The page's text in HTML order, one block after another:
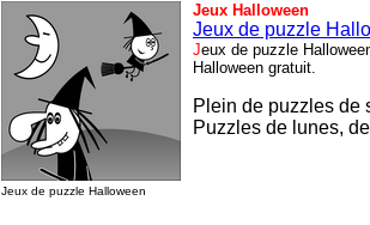
Jeux de puzzle Halloween
Jeux Halloween
Jeux de puzzle
Jeux de puzzle
Halloween gratuit.
Plein de puzzles de
Puzzles de lunes,